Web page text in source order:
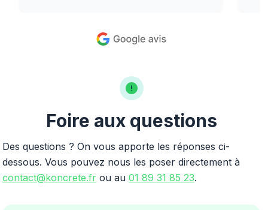
Foire aux questions
Des questions ? On vous apporte les réponses ci-
dessous. Vous pouvez nous les poser directement à
contact@koncrete.fr ou au 01 89 31 85 23.